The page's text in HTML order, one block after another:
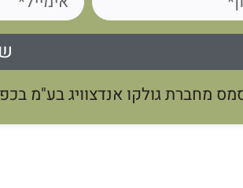
מחברת גולקו אנדצוויג בע"מ